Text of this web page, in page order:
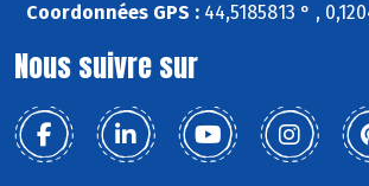
Coordonnées GPS : 44,5185813 ° ,
Nous suivre sur